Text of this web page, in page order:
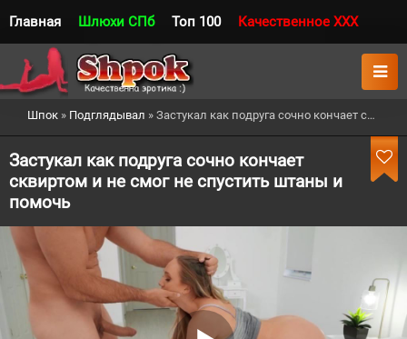
Главная Шлюхи СПб Топ 100 Качественное XXX
Шпок » Подглядывал » Застукал как подруга сочно кончает сквиртом и не смог не спустить штаны и помочь
Застукал как подруга сочно кончает
сквиртом и не смог не спустить штаны и
помочь